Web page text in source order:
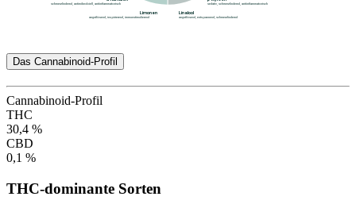
Das Cannabinoid-Profil
Cannabinoid-Profil
THC
30,4 %
CBD
0,1 %
THC-dominante Sorten